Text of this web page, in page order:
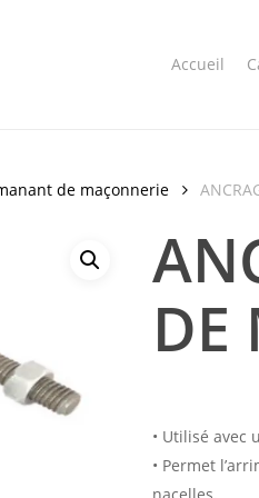
Accueil
de maçonnerie
DE
• Utilisé avec
• Permet